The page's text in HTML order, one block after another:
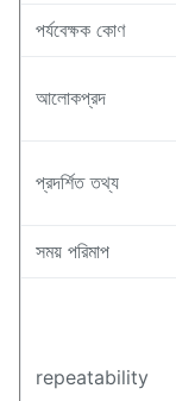
পর্যবেক্ষক কোণ
আলোকপ্রদ
প্রদর্শিত তথ্য
সময় পরিমাপ
repeatability